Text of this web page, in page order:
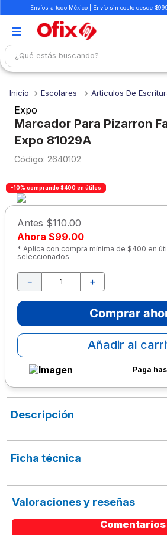
Envíos a todo México | Envío sin costo desde
¿Qué estás buscando?
Escolares Articulos De
Expo
Marcador Para Pizarron
Expo 81029A
: 2640102
-10% comprando $400 en útiles
Antes $110.00
Ahora $99.00
* Aplica con compra mínima de $400 en
seleccionados
＋
－
Comprar
Añadir al
Paga
Descripción
Ficha técnica
Valoraciones y reseñas
Comentarios
1.
mochilas
2 .
libretas
3.
cuaderno
4.
cuadernos
5.
colores
6.
7.
escolar
8 .
sacapuntas
escritorio